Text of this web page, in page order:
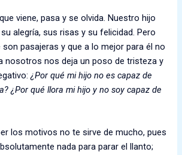
viene, pasa y se olvida. Nuestro hijo
alegría, sus risas y su felicidad. Pero
pasajeras y que a lo mejor para él no
nosotros nos deja un poso de tristeza y
¿Por qué mi hijo no es capaz de
¿Por qué llora mi hijo y no soy capaz de
los motivos no te sirve de mucho, pues
nada para parar el llanto;